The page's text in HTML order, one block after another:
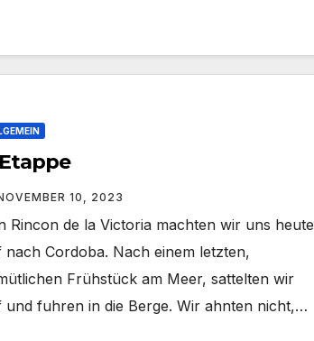
10, 2023
Rincon de la Victoria machten wir uns heute
nach Cordoba. Nach einem letzten,
Frühstück am Meer, sattelten wir
und fuhren in die Berge. Wir ahnten nicht,…